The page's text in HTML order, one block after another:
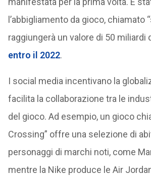
l’abbigliamento da gioco, chiamato
raggiungerà un valore di 50 miliardi
entro il 2022.
I social media incentivano la
facilita la collaborazione tra le
del gioco. Ad esempio, un gioco
Crossing” offre una selezione di
personaggi di marchi noti, come
mentre la Nike produce le Air